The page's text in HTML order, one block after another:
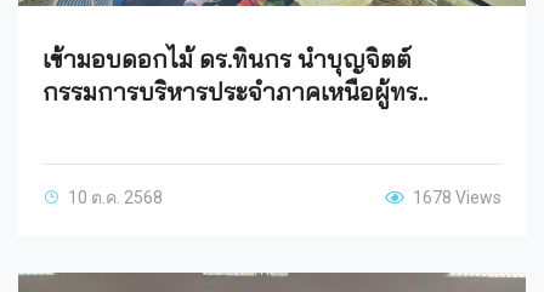
เข้ามอบดอกไม้ ดร.ทินกร นำบุญจิตต์
กรรมการบริหารประจำภาคเหนือผู้ทร..
10 ต.ค. 2568 1678 Views